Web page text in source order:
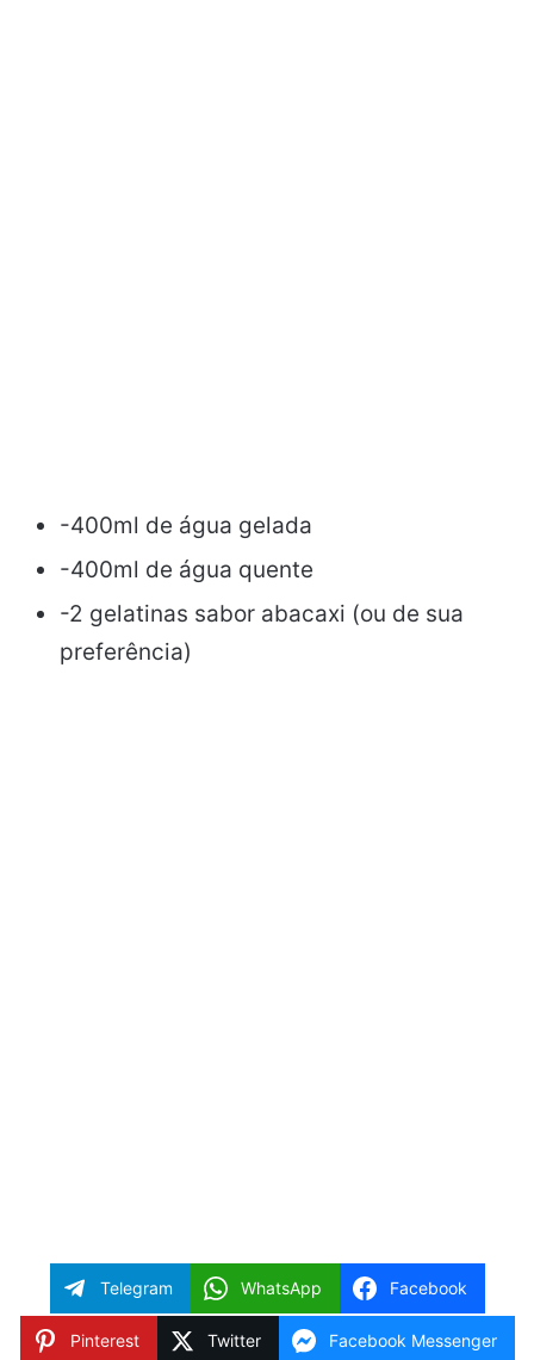
-400ml de água gelada
-400ml de água quente
-2 gelatinas sabor abacaxi (ou de sua
preferência)
Telegram WhatsApp Facebook
Pinterest Twitter Facebook Messenger